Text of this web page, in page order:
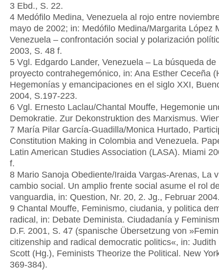
3 Ebd., S. 22.
4 Medófilo Medina, Venezuela al rojo entre
mayo de 2002; in: Medófilo Medina/Margarita López
Venezuela – confrontación social y polarización
2003, S. 48 f.
5 Vgl. Edgardo Lander, Venezuela – La búsqueda de
proyecto contrahegemónico, in: Ana Esther Ceceña
Hegemonías y emancipaciones en el siglo XXI,
2004, S.197-223.
6 Vgl. Ernesto Laclau/Chantal Mouffe, Hegemonie
Demokratie. Zur Dekonstruktion des Marxismus.
7 María Pilar García-Guadilla/Monica Hurtado,
Constitution Making in Colombia and Venezuela.
Latin American Studies Association (LASA). Miami
f.
8 Mario Sanoja Obediente/Iraida Vargas-Arenas, La
cambio social. Un amplio frente social asume el rol
vanguardia, in: Question, Nr. 20, 2. Jg., Februar
9 Chantal Mouffe, Feminismo, ciudania, y politica
radical, in: Debate Deminista. Ciudadanía y
D.F. 2001, S. 47 (spanische Übersetzung von
citizenship and radical democratic politics«, in: Judith
Scott (Hg.), Feminists Theorize the Political. New
369-384).